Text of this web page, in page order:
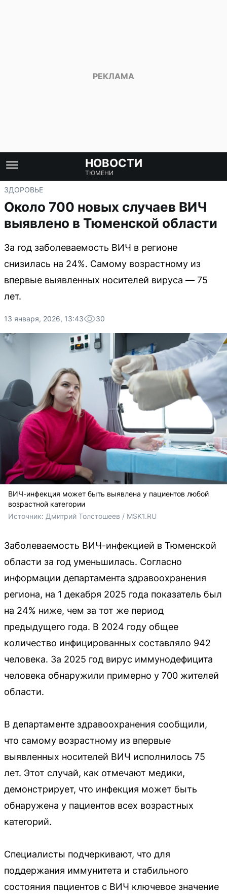
НОВОСТИ
ТЮМЕНИ
ЗДОРОВЬЕ
Около 700 новых случаев ВИЧ
выявлено в Тюменской области
За год заболеваемость ВИЧ в регионе
снизилась на 24%. Самому возрастному из
впервые выявленных носителей вируса — 75
лет.
13 января, 2026, 13:43 30
ВИЧ-инфекция может быть выявлена у пациентов любой
возрастной категории
Источник: Дмитрий Толстошеев / MSK1.RU
Заболеваемость ВИЧ-инфекцией в Тюменской
области за год уменьшилась. Согласно
информации департамента здравоохранения
региона, на 1 декабря 2025 года показатель был
на 24% ниже, чем за тот же период
предыдущего года. В 2024 году общее
количество инфицированных составляло 942
человека. За 2025 год вирус иммунодефицита
человека обнаружили примерно у 700 жителей
области.
В департаменте здравоохранения сообщили,
что самому возрастному из впервые
выявленных носителей ВИЧ исполнилось 75
лет. Этот случай, как отмечают медики,
демонстрирует, что инфекция может быть
обнаружена у пациентов всех возрастных
категорий.
Специалисты подчеркивают, что для
поддержания иммунитета и стабильного
состояния пациентов с ВИЧ ключевое значение